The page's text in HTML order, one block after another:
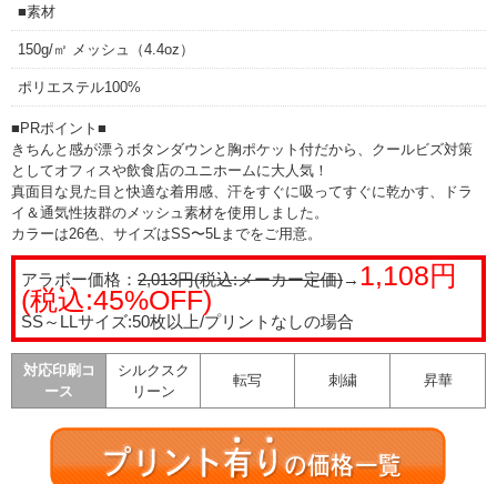
■素材
150g/㎡ メッシュ（4.4oz）
ポリエステル100%
■PRポイント■
きちんと感が漂うボタンダウンと胸ポケット付だから、クールビズ対策
としてオフィスや飲食店のユニホームに大人気！
真面目な見た目と快適な着用感、汗をすぐに吸ってすぐに乾かす、ドラ
イ＆通気性抜群のメッシュ素材を使用しました。
カラーは26色、サイズはSS〜5Lまでをご用意。
アラボー価格： 2,013円(税込:メーカー定価)→ 1,108円
(税込:45%OFF)
SS～LLサイズ:50枚以上/プリントなしの場合
対応印刷コ
ース
シルクスク
リーン
転写 刺繍 昇華